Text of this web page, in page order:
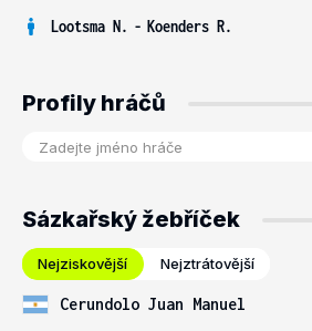
Lootsma N. - Koenders R.
Profily hráčů
Sázkařský žebříček
Nejziskovější Nejztrátovější
Cerundolo Juan Manuel